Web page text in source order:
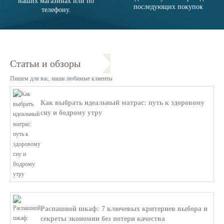
телефону.
последующих покупок
Статьи и обзоры
Пишем для вас, наши любимые клиенты
Как выбрать идеальный матрас: путь к здоровому
сну и бодрому утру
Распашной шкаф: 7 ключевых критериев выбора и
секреты экономии без потери качества